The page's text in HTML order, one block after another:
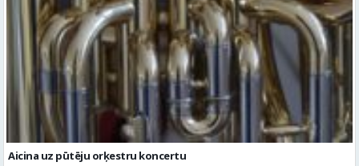
Aicina uz pūtēju orķestru koncertu